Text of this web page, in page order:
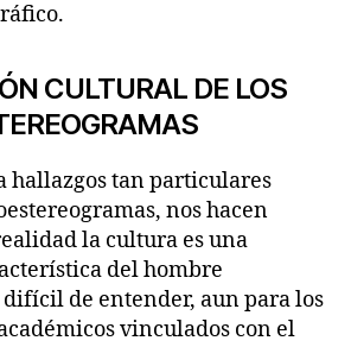
CULTURAL DE LOS
hallazgos tan particulares
nos hacen
la cultura es una
del hombre
de entender, aun para los
vinculados con el